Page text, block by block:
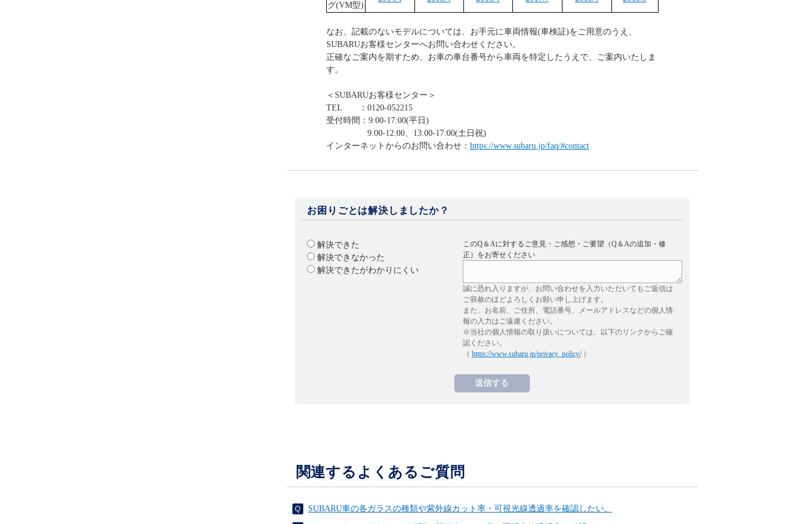
グ(VM型)
なお、記載のないモデルについては、お手元に車両情報(車検証)をご用意のうえ、
SUBARUお客様センターへお問い合わせください。
正確なご案内を期すため、お車の車台番号から車両を特定したうえで、ご案内いたしま
す。
＜SUBARUお客様センター＞
TEL ：0120-052215
受付時間：9:00-17:00(平日)
9:00-12:00、13:00-17:00(土日祝)
インターネットからのお問い合わせ： https://www.subaru.jp/faq/#contact
お困りごとは解決しましたか？
解決できた
解決できなかった
解決できたがわかりにくい
このQ＆Aに対するご意見・ご感想・ご要望（Q＆Aの追加・修
正）をお寄せください
誠に恐れ入りますが、お問い合わせを入力いただいてもご返信は
ご容赦のほどよろしくお願い申し上げます。
また、お名前、ご住所、電話番号、メールアドレスなどの個人情
報の入力はご遠慮ください。
※当社の個人情報の取り扱いについては、以下のリンクからご確
認ください。
（ https://www.subaru.jp/privacy_policy/）
関連するよくあるご質問
SUBARU車の各ガラスの種類や紫外線カット率・可視光線透過率を確認したい。